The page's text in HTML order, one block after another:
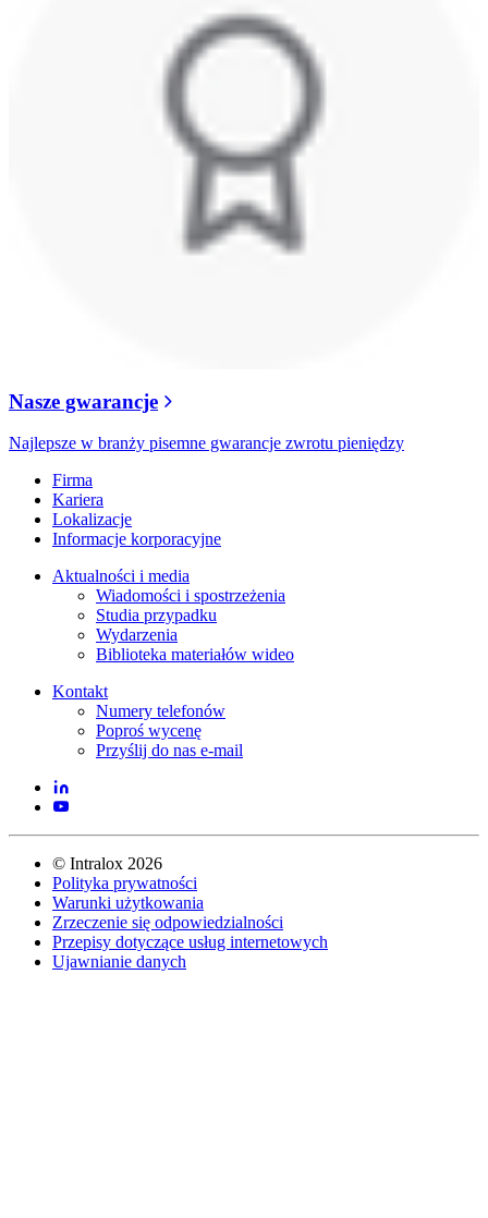
Nasze gwarancje
Najlepsze w branży pisemne gwarancje zwrotu pieniędzy
Firma
Kariera
Lokalizacje
Informacje korporacyjne
Aktualności i media
Wiadomości i spostrzeżenia
Studia przypadku
Wydarzenia
Biblioteka materiałów wideo
Kontakt
Numery telefonów
Poproś wycenę
Przyślij do nas e-mail
© Intralox 2026
Polityka prywatności
Warunki użytkowania
Zrzeczenie się odpowiedzialności
Przepisy dotyczące usług internetowych
Ujawnianie danych